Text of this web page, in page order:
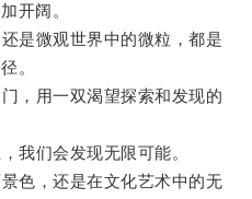
开阔。
微观世界中的微粒，都是
。
用一双渴望探索和发现的
们会发现无限可能。
，还是在文化艺术中的无